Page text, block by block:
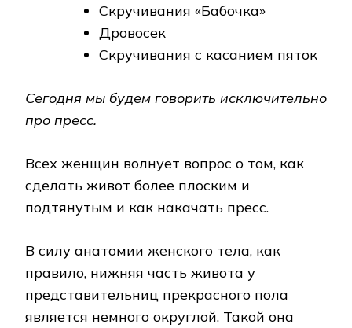
Скручивания «Бабочка»
Дровосек
Скручивания с касанием пяток
Сегодня мы будем говорить исключительно
про пресс.
Всех женщин волнует вопрос о том, как
сделать живот более плоским и
подтянутым и как накачать пресс.
В силу анатомии женского тела, как
правило, нижняя часть живота у
представительниц прекрасного пола
является немного округлой. Такой она